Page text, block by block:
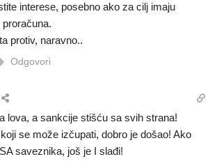
interese, posebno ako za cilj imaju
protiv, naravno..
Odgovori
lova, a sankcije stišću sa svih strana!
se može izčupati, dobro je došao! Ako
saveznika, još je I slađi!